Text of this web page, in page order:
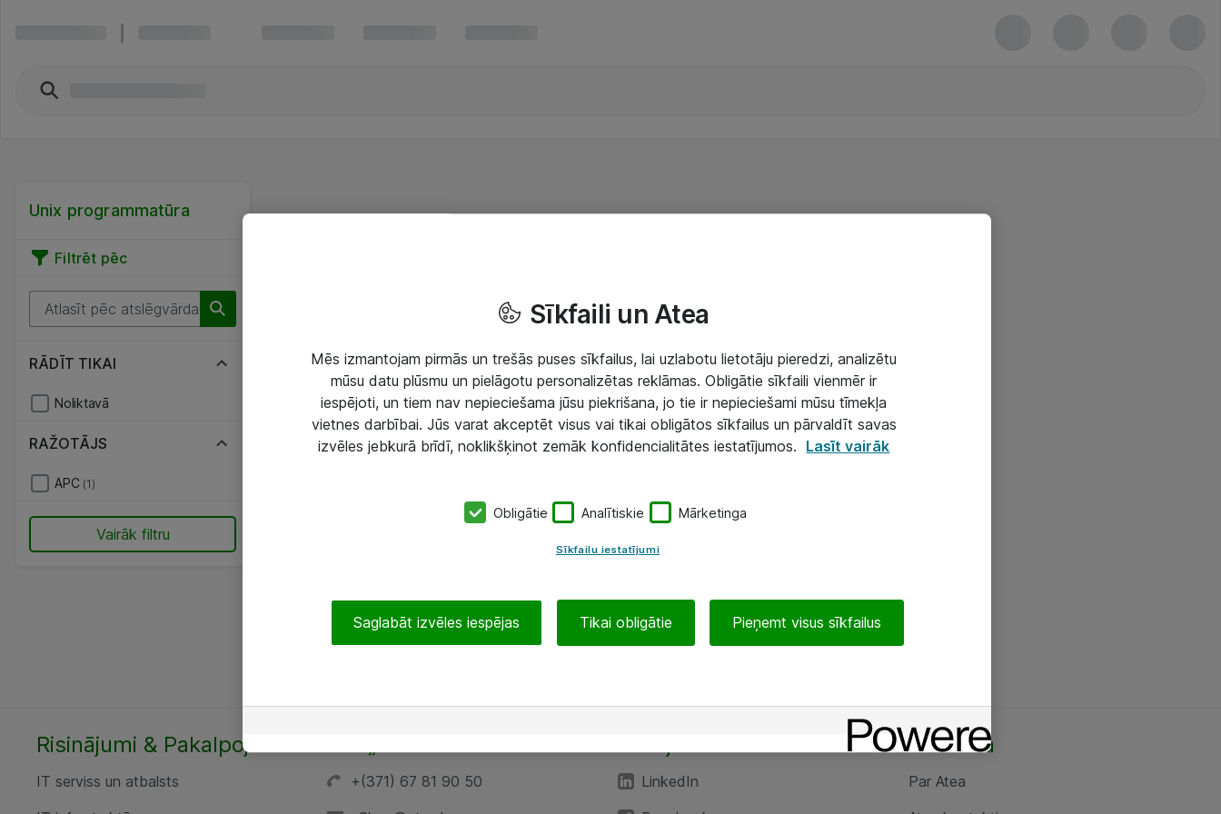
Unix programmatūra
Filtrēt pēc
RĀDĪT TIKAI
Noliktavā
RAŽOTĀJS
APC (1)
Vairāk filtru
Risinājumi & Pakalpojumi
IT serviss un atbalsts
+(371) 67 81 90 50
LinkedIn
Par Atea
Par Atea
Sīkfaili un Atea
Mēs izmantojam pirmās un trešās puses sīkfailus, lai uzlabotu lietotāju pieredzi, analizētu
mūsu datu plūsmu un pielāgotu personalizētas reklāmas. Obligātie sīkfaili vienmēr ir
iespējoti, un tiem nav nepieciešama jūsu piekrišana, jo tie ir nepieciešami mūsu tīmekļa
vietnes darbībai. Jūs varat akceptēt visus vai tikai obligātos sīkfailus un pārvaldīt savas
izvēles jebkurā brīdī, noklikšķinot zemāk konfidencialitātes iestatījumos. Lasīt vairāk
Obligātie Analītiskie Mārketinga
Sīkfailu iestatījumi
Saglabāt izvēles iespējas Tikai obligātie Pieņemt visus sīkfailus